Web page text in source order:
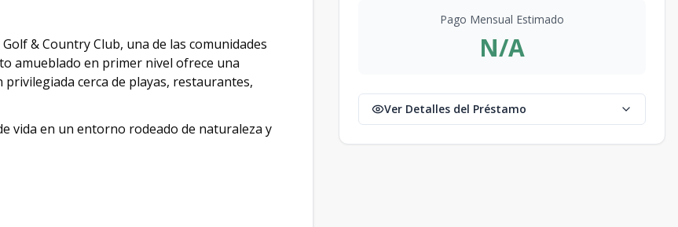
& Country Club, una de las comunidades
amueblado en primer nivel ofrece una
cerca de playas, restaurantes,
vida en un entorno rodeado de naturaleza y
Pago Mensual Estimado
N/A
Ver Detalles del Préstamo